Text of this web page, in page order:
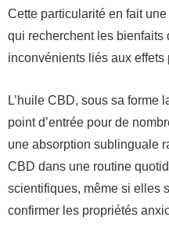
Cette particularité en fait
qui recherchent les
inconvénients liés aux effets
L’huile CBD, sous sa forme
point d’entrée pour de
une absorption sublinguale
CBD dans une routine
scientifiques, même si elles
confirmer les propriétés